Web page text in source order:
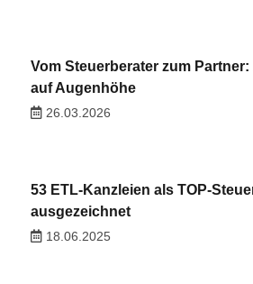
Vom Steuerberater zum
auf Augenhöhe
26.03.2026
53 ETL-Kanzleien als TOP-
ausgezeichnet
18.06.2025